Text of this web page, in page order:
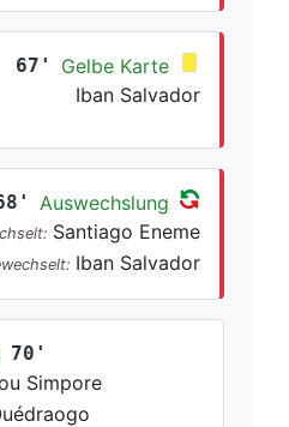
67'
Gelbe Karte
Iban Salvador
Auswechslung
Santiago Eneme
Iban Salvador
70'
Simpore